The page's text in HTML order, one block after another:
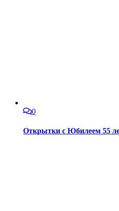
0
Открытки с Юбилеем 55